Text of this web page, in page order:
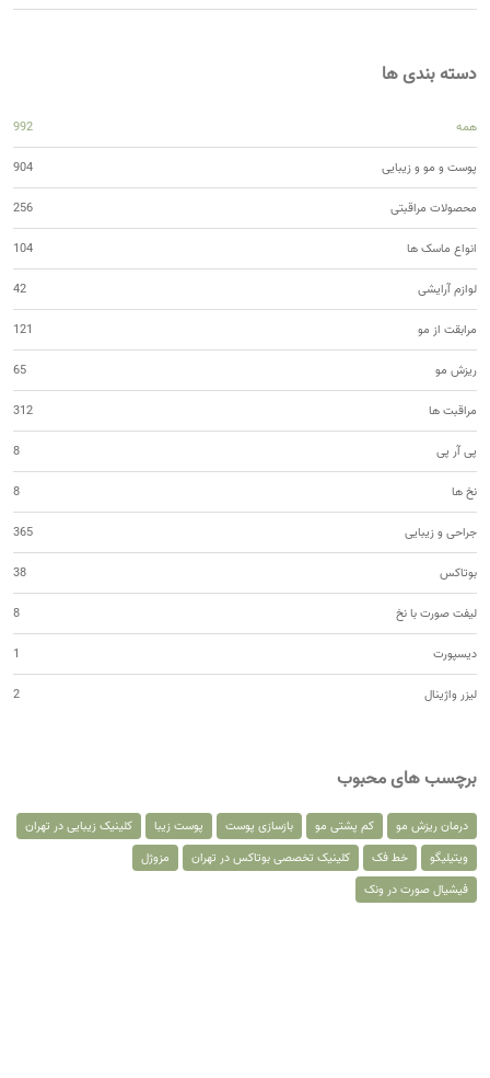
دسته بندی ها
همه 992
پوست و مو و زیبایی 904
محصولات مراقبتی 256
انواع ماسک ها 104
لوازم آرایشی 42
مرابقت از مو 121
ریزش مو 65
مراقبت ها 312
پی آر پی 8
نخ ها 8
جراحی و زیبایی 365
بوتاکس 38
لیفت صورت با نخ 8
دیسپورت 1
لیزر واژینال 2
برچسب های محبوب
درمان ریزش مو کم پشتی مو بازسازی پوست پوست زیبا
کلینیک زیبایی در تهران
ویتیلیگو
خط فک کلینیک تخصصی بوتاکس در تهران
مزوژل
فیشیال صورت در ونک